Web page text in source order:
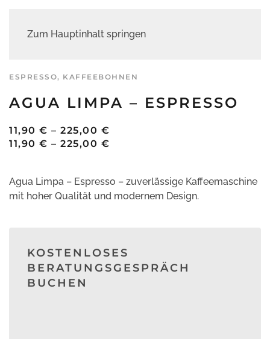
Zum Hauptinhalt springen
ESPRESSO, KAFFEEBOHNEN
AGUA LIMPA – ESPRESSO
11,90 € – 225,00 €
11,90 € – 225,00 €
225,00 €
Agua Limpa – Espresso – zuverlässige Kaffeemaschine
mit hoher Qualität und modernem Design.
KOSTENLOSES
BERATUNGSGESPRÄCH
BUCHEN